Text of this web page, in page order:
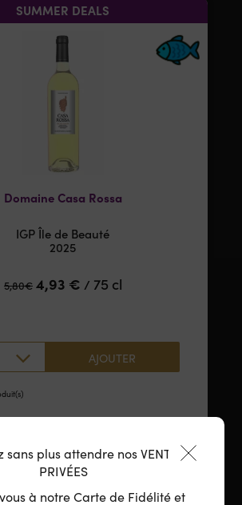
SUMMER DEALS
Domaine Casa Rossa
IGP Île de Beauté
2025
5,80€ 4,93 € / 75 cl
AJOUTER
sans plus attendre nos VENTES
PRIVÉES
à notre Carte de Fidélité et